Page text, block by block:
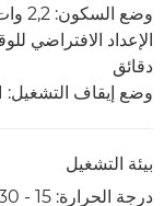
وضع السكون: 2,2 وات أو أقل
دقائق
وضع إيقاف التشغيل: 0,1 وات أو أقل
بيئة التشغيل